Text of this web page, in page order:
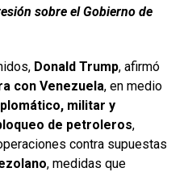
sobre el Gobierno de
Donald Trump, afirmó
con Venezuela, en medio
militar y
de petroleros,
contra supuestas
, medidas que